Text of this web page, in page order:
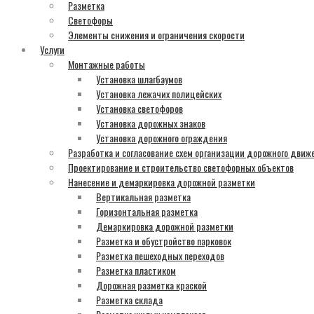
Разметка
Светофоры
Элементы снижения и ограничения скорости
Услуги
Монтажные работы
Установка шлагбаумов
Установка лежачих полицейских
Установка светофоров
Установка дорожных знаков
Установка дорожного ограждения
Разработка и согласование схем организации дорожного
Проектирование и строительство светофорных объектов
Нанесение и демаркировка дорожной разметки
Вертикальная разметка
Горизонтальная разметка
Демаркировка дорожной разметки
Разметка и обустройство парковок
Разметка пешеходных переходов
Разметка пластиком
Дорожная разметка краской
Разметка склада